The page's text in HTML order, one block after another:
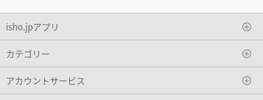
isho.jpアプリ
カテゴリー
アカウントサービス